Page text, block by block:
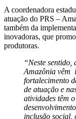
A coordenadora
atuação do PRS –
também da
inovadoras, que
produtoras.
“Neste sentido,
Amazônia vêm
fortalecimento
de atuação e
atividades têm
inclusão social,